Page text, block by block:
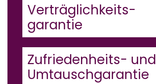
Verträglichkeits-
garantie
Zufriedenheits- und
Umtauschgarantie